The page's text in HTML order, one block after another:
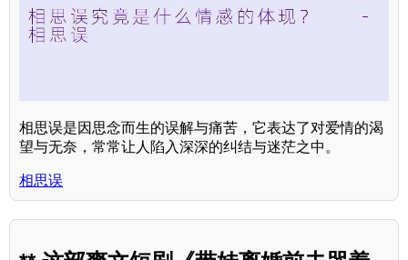
相思误是因思念而生的误解与痛苦，它表达了对爱情的渴
望与无奈，常常让人陷入深深的纠结与迷茫之中。
相思误